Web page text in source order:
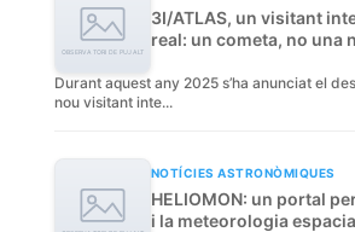
3I/ATLAS, un visitant
real: un cometa, no una
Durant aquest any 2025 s’ha anunciat el
nou visitant inte...
NOTÍCIES ASTRONÒMIQUES
HELIOMON: un portal
i la meteorologia